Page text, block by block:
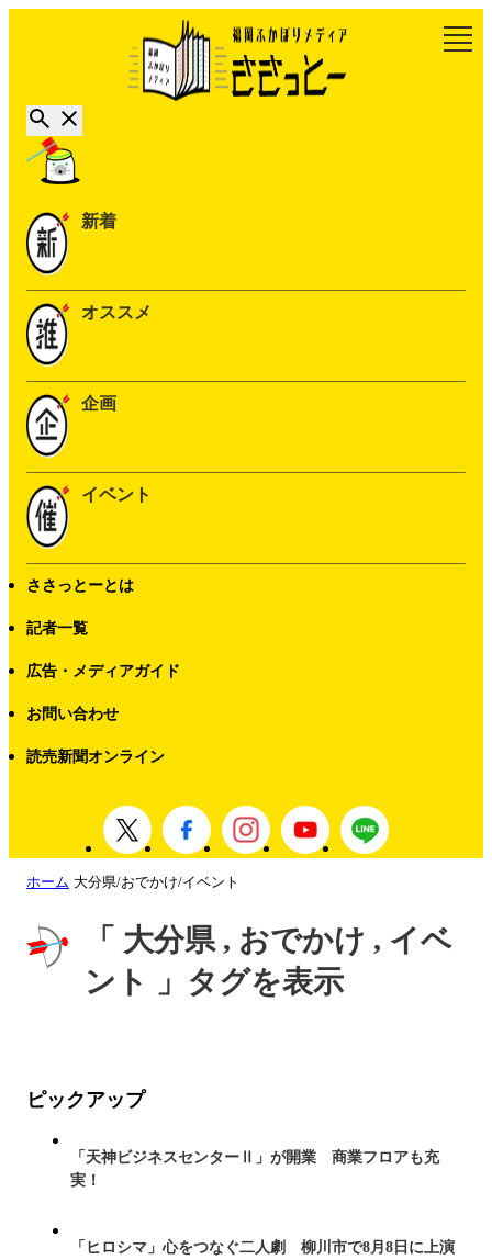
新着
オススメ
企画
イベント
ささっとーとは
記者一覧
広告・メディアガイド
お問い合わせ
読売新聞オンライン
ホーム 大分県/おでかけ/イベント
「 大分県 , おでかけ , イベ
ント 」タグを表示
ピックアップ
「天神ビジネスセンターⅡ」が開業 商業フロアも充
実！
「ヒロシマ」心をつなぐ二人劇 柳川市で8月8日に上演